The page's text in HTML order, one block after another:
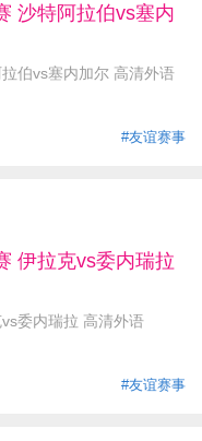
沙特阿拉伯vs塞内
伯vs塞内加尔 高清外语
#友谊赛事
伊拉克vs委内瑞拉
委内瑞拉 高清外语
#友谊赛事